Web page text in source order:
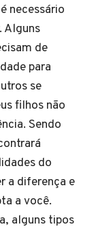
necessário
Alguns
de
para
se
filhos não
Sendo
do
a diferença e
a você.
alguns tipos